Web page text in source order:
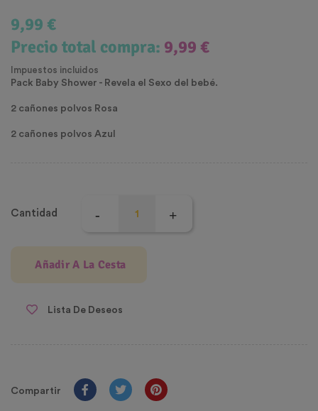
9,99 €
Precio total compra: 9,99 €
Impuestos incluidos
Pack Baby Shower - Revela el Sexo del bebé.
2 cañones polvos Rosa
2 cañones polvos Azul
Cantidad
Añadir A La Cesta
Lista De Deseos
Compartir